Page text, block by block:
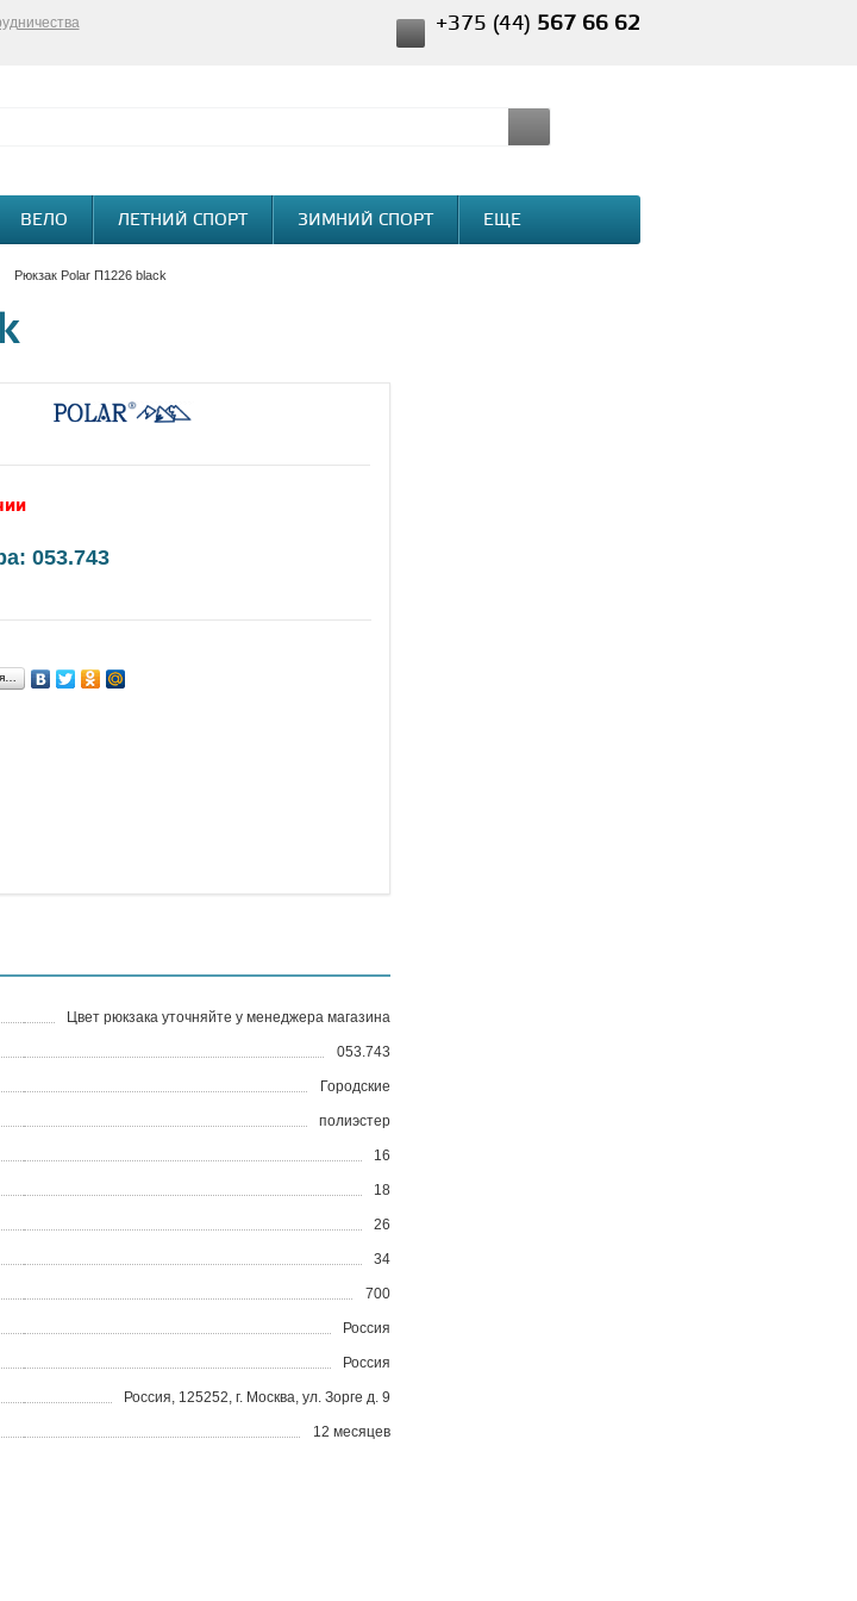
+375 (44) 567 66 62
ВЕЛО ЛЕТНИЙ СПОРТ ЗИМНИЙ СПОРТ ЕЩЕ
Рюкзак Polar П1226 black
053.743
Цвет рюкзака уточняйте у менеджера магазина
053.743
Городские
полиэстер
16
18
26
34
700
Россия
Россия
Россия, 125252, г. Москва, ул. Зорге д. 9
12 месяцев